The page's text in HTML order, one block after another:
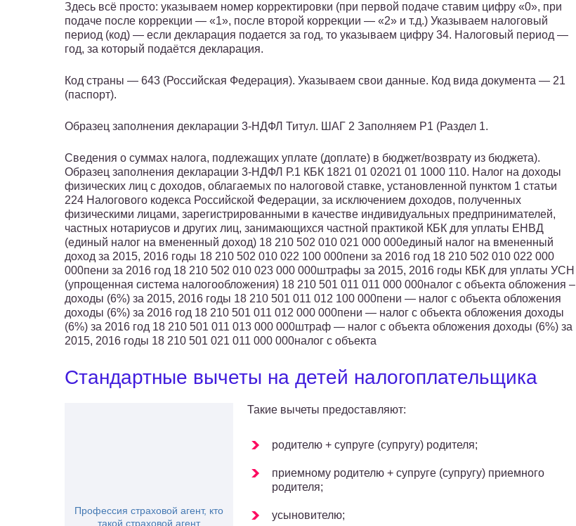
Здесь всё просто: указываем номер корректировки (при первой подаче ставим цифру «0», при
подаче после коррекции — «1», после второй коррекции — «2» и т.д.) Указываем налоговый
период (код) — если декларация подается за год, то указываем цифру 34. Налоговый период —
год, за который подаётся декларация.
Код страны — 643 (Российская Федерация). Указываем свои данные. Код вида документа — 21
(паспорт).
Образец заполнения декларации 3-НДФЛ Титул. ШАГ 2 Заполняем Р1 (Раздел 1.
Сведения о суммах налога, подлежащих уплате (доплате) в бюджет/возврату из бюджета).
Образец заполнения декларации 3-НДФЛ Р.1 КБК 1821 01 02021 01 1000 110. Налог на доходы
физических лиц с доходов, облагаемых по налоговой ставке, установленной пунктом 1 статьи
224 Налогового кодекса Российской Федерации, за исключением доходов, полученных
физическими лицами, зарегистрированными в качестве индивидуальных предпринимателей,
частных нотариусов и других лиц, занимающихся частной практикой КБК для уплаты ЕНВД
(единый налог на вмененный доход) 18 210 502 010 021 000 000единый налог на вмененный
доход за 2015, 2016 годы 18 210 502 010 022 100 000пени за 2016 год 18 210 502 010 022 000
000пени за 2016 год 18 210 502 010 023 000 000штрафы за 2015, 2016 годы КБК для уплаты УСН
(упрощенная система налогообложения) 18 210 501 011 011 000 000налог с объекта обложения –
доходы (6%) за 2015, 2016 годы 18 210 501 011 012 100 000пени — налог с объекта обложения
доходы (6%) за 2016 год 18 210 501 011 012 000 000пени — налог с объекта обложения доходы
(6%) за 2016 год 18 210 501 011 013 000 000штраф — налог с объекта обложения доходы (6%) за
2015, 2016 годы 18 210 501 021 011 000 000налог с объекта
Стандартные вычеты на детей налогоплательщика
Профессия страховой агент, кто
такой страховой агент
Такие вычеты предоставляют:
родителю + супруге (супругу) родителя;
приемному родителю + супруге (супругу) приемного
родителя;
усыновителю;